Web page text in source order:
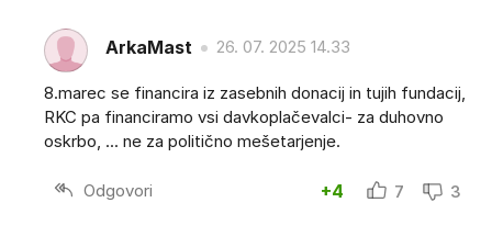
ArkaMast 26. 07. 2025 14.33
8.marec se financira iz zasebnih donacij in tujih fundacij,
RKC pa financiramo vsi davkoplačevalci- za duhovno
oskrbo, ... ne za politično mešetarjenje.
Odgovori +4 7 3